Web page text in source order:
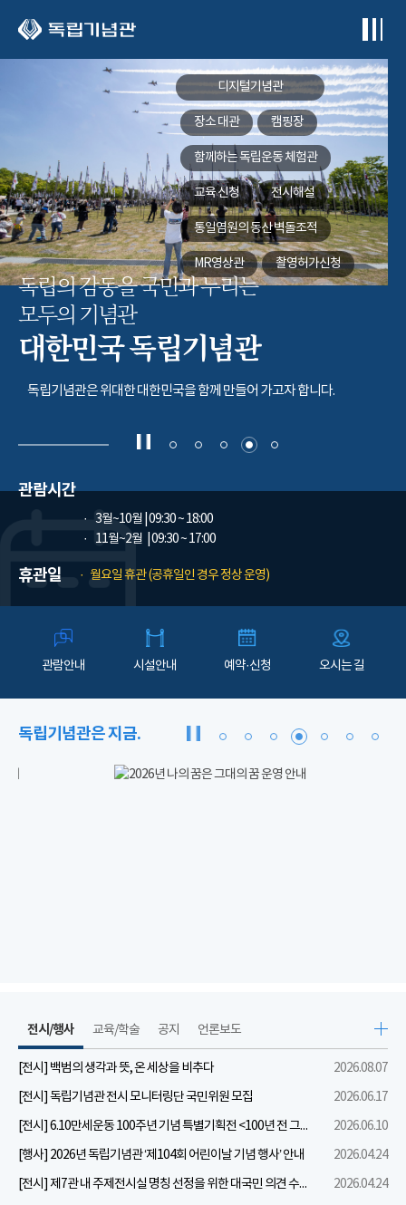
디지털기념관
장소 대관 캠핑장
함께하는독립운동 체험관
교육 신청 전시해설
통일염원의 동산벽돌조적
MR영상관 촬영허가신청
독립의 감동을 국민과 누리는
모두의 기념관
대한민국 독립기념관
독립기념관은 위대한 대한민국을 함께 만들어 가고자 합니다.
관람시간
3월~10월 | 09:30 ~ 18:00
11월~2월
| 09:30 ~ 17:00
휴관일 월요일 휴관 (공휴일인 경우 정상 운영)
관람안내 시설안내 예약·신청 오시는 길
독립기념관은 지금.
전시/행사
[전시] 백범의 생각과 뜻, 온 세상을 비추다
2026.08.07
[전시] 독립기념관 전시 모니터링단 국민위원 모집
2026.06.17
[전시] 6.10만세운동 100주년 기념 특별기획전 <100년 전 그날을 보다: 6.10만세운동>
2026.06.10
[행사] 2026년 독립기념관 ‘제104회 어린이날 기념 행사’ 안내
2026.04.24
[전시] 제7관 내 주제전시실 명칭 선정을 위한 대국민 의견 수렴 실시
2026.04.24
교육/학술 공지 언론보도